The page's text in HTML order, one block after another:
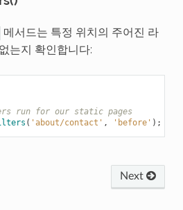
메서드는 특정 위치의 주어진 라
는지 확인합니다:
run for our static pages
( 'about/contact' , 'before' );
Next